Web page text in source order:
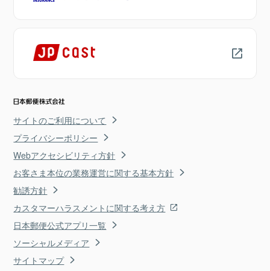
サイトのご利用について
プライバシーポリシー
Webアクセシビリティ方針
お客さま本位の業務運営に関する基本方針
勧誘方針
カスタマーハラスメントに関する考え方
日本郵便公式アプリ一覧
ソーシャルメディア
サイトマップ